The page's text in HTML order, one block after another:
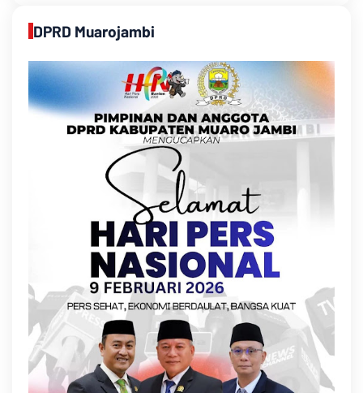
DPRD Muarojambi